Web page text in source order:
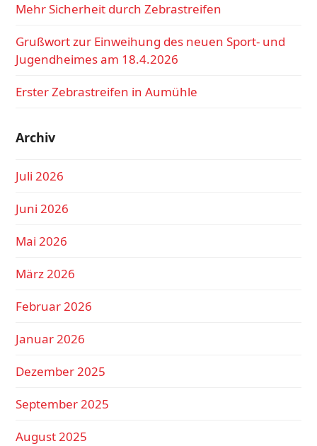
Mehr Sicherheit durch Zebrastreifen
Grußwort zur Einweihung des neuen Sport- und
Jugendheimes am 18.4.2026
Erster Zebrastreifen in Aumühle
Archiv
Juli 2026
Juni 2026
Mai 2026
März 2026
Februar 2026
Januar 2026
Dezember 2025
September 2025
August 2025